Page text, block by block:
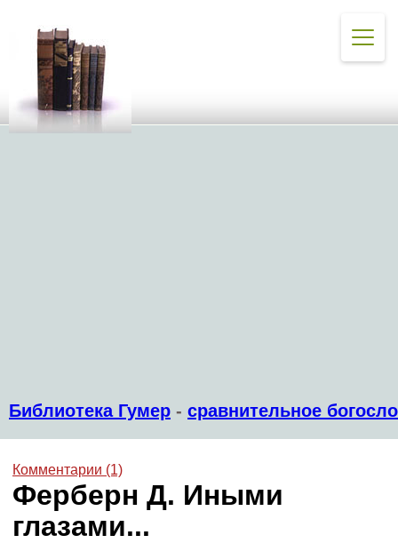
Библиотека Гумер - сравнительное
Комментарии (1)
Ферберн Д. Иными
глазами...